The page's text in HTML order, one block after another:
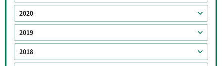
2020
2019
2018